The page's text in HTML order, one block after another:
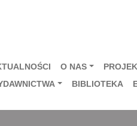
O NAS
BIBLIOTEKA